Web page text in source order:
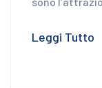
Leggi Tutto